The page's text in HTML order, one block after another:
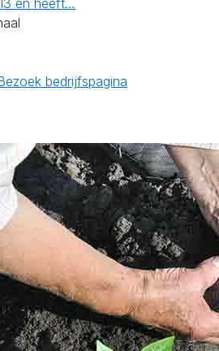
bedrijfspagina